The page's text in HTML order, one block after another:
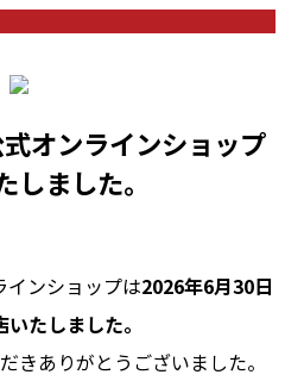
オンラインショップ
しました。
インショップは2026年6月30日
たしました。
きありがとうございました。